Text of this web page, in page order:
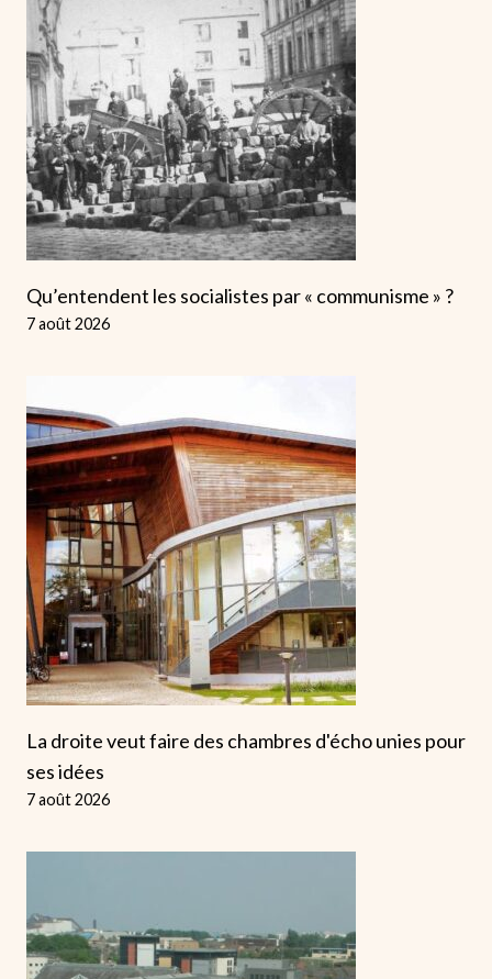
Qu’entendent les socialistes par « communisme » ?
7 août 2026
La droite veut faire des chambres d'écho unies pour
ses idées
7 août 2026